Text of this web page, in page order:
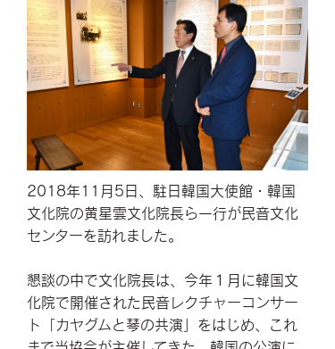
2018年11月5日、駐日韓国大使館・韓国
文化院の黄星雲文化院長ら一行が民音文化
センターを訪れました。
懇談の中で文化院長は、今年１月に韓国文
化院で開催された民音レクチャーコンサー
ト「カヤグムと琴の共演」をはじめ、これ